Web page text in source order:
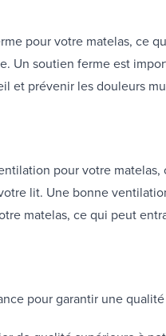
pour votre matelas, ce
Un soutien ferme est
et prévenir les douleurs
pour votre matelas,
lit. Une bonne
matelas, ce qui peut
pour garantir une